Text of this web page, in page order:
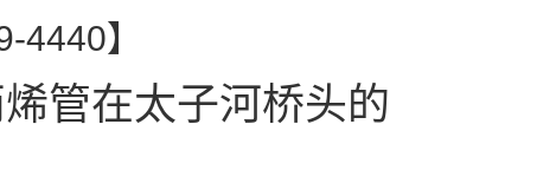
4440】
管在太子河桥头的